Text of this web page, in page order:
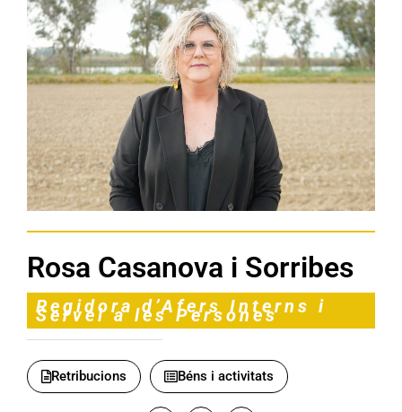
Rosa Casanova i Sorribes
Regidora d’Afers Interns i
Servei a les Persones
Retribucions Béns i activitats